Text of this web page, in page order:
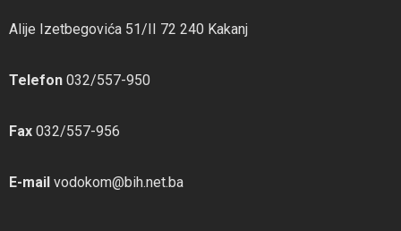
Alije Izetbegovića 51/II 72 240 Kakanj
Telefon 032/557-950
Fax 032/557-956
E-mail vodokom@bih.net.ba